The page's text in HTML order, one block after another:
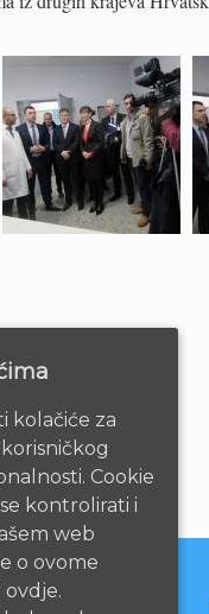
kolačiće za
Cookie
kontrolirati i
web
o ovome